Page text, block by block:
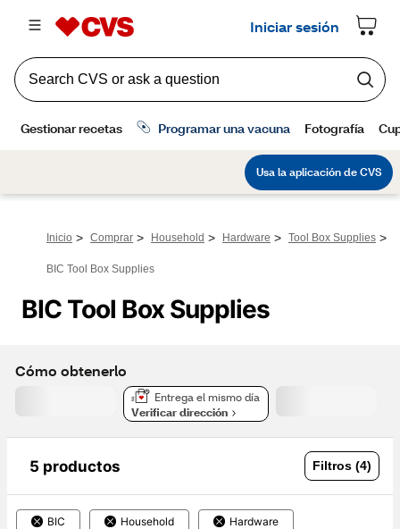
Inicio > Comprar > Household > Hardware > Tool Box Supplies >
BIC Tool Box Supplies
BIC Tool Box Supplies
Cómo obtenerlo
Entrega el mismo día
Verificar dirección
5 productos Filtros (4)
BIC Household Hardware